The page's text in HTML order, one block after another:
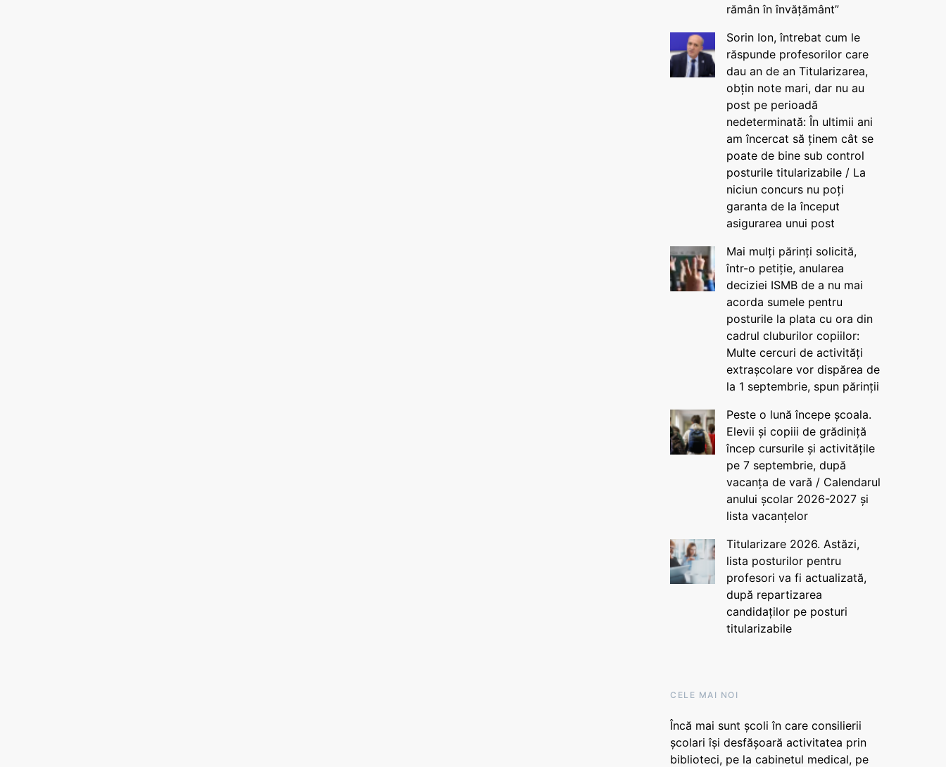
rămân în învățământ”
Sorin Ion, întrebat cum le
răspunde profesorilor care
dau an de an Titularizarea,
obțin note mari, dar nu au
post pe perioadă
nedeterminată: În ultimii ani
am încercat să ținem cât se
poate de bine sub control
posturile titularizabile / La
niciun concurs nu poți
garanta de la început
asigurarea unui post
Mai mulți părinți solicită,
într-o petiție, anularea
deciziei ISMB de a nu mai
acorda sumele pentru
posturile la plata cu ora din
cadrul cluburilor copiilor:
Multe cercuri de activități
extrașcolare vor dispărea de
la 1 septembrie, spun părinții
Peste o lună începe școala.
Elevii și copiii de grădiniță
încep cursurile și activitățile
pe 7 septembrie, după
vacanța de vară / Calendarul
anului școlar 2026-2027 și
lista vacanțelor
Titularizare 2026. Astăzi,
lista posturilor pentru
profesori va fi actualizată,
după repartizarea
candidaților pe posturi
titularizabile
CELE MAI NOI
Încă mai sunt școli în care consilierii
școlari își desfășoară activitatea prin
biblioteci, pe la cabinetul medical, pe